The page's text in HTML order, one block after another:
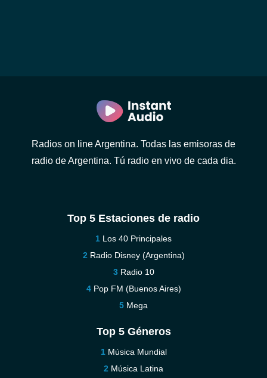
Radios on line Argentina. Todas las emisoras de
radio de Argentina. Tú radio en vivo de cada dia.
Top 5 Estaciones de radio
Los 40 Principales
Radio Disney (Argentina)
Radio 10
Pop FM (Buenos Aires)
Mega
Top 5 Géneros
Música Mundial
Música Latina